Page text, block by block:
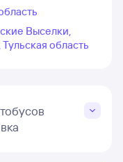
Выселки,
область